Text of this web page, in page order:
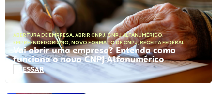
ABERTURA DE EMPRESA, ABRIR CNPJ,CNPJ ALFANUMÉRICO,
EMPREENDEDORISMO, NOVO FORMATO DE CNPJ,RECEITA FEDERAL
Vai abrir uma empresa? Entenda como
funciona o novo CNPJ Alfanumérico
ACESSAR